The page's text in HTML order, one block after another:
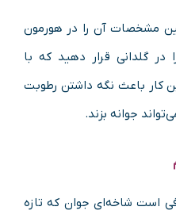
مشخصات آن را در هورمون
گلدانی قرار دهید که با
کار باعث نگه داشتن رطوبت
جوانه بزند.
است شاخه‌ای جوان که تازه